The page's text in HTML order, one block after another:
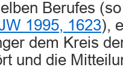
Berufes
1995, 1623),
dem Kreis
und die